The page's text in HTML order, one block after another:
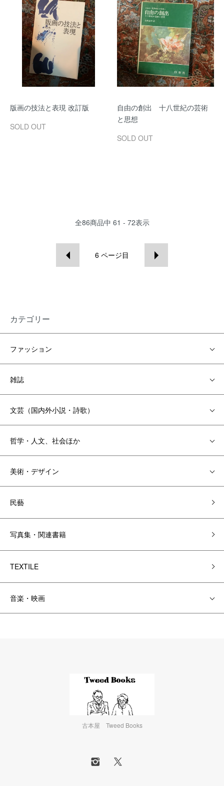
版画の技法と表現 改訂版
SOLD OUT
自由の創出 十八世紀の芸術
と思想
SOLD OUT
全86商品中 61 - 72表示
6 ページ目
カテゴリー
ファッション
雑誌
文芸（国内外小説・詩歌）
哲学・人文、社会ほか
美術・デザイン
民藝
写真集・関連書籍
TEXTILE
音楽・映画
古本屋 Tweed Books